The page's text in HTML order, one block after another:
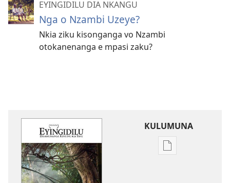
EYINGIDILU DIA NKANGU
Nga o Nzambi Uzeye?
Nkia ziku kisonganga vo Nzambi
otokanenanga e mpasi zaku?
KULUMUNA
Kulumuna